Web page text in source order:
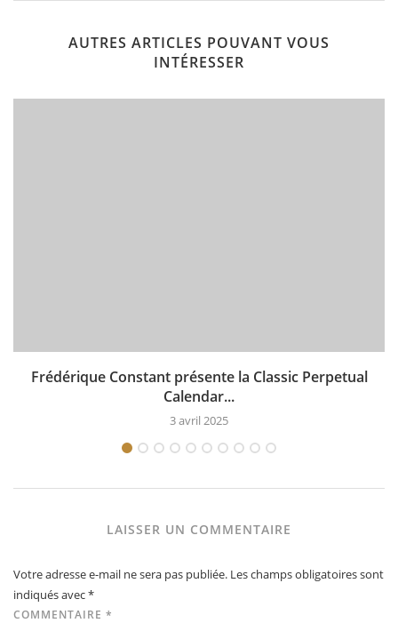
AUTRES ARTICLES POUVANT VOUS
INTÉRESSER
Frédérique Constant présente la Classic Perpetual
Calendar...
3 avril 2025
LAISSER UN COMMENTAIRE
Votre adresse e-mail ne sera pas publiée. Les champs obligatoires sont
indiqués avec*
COMMENTAIRE *